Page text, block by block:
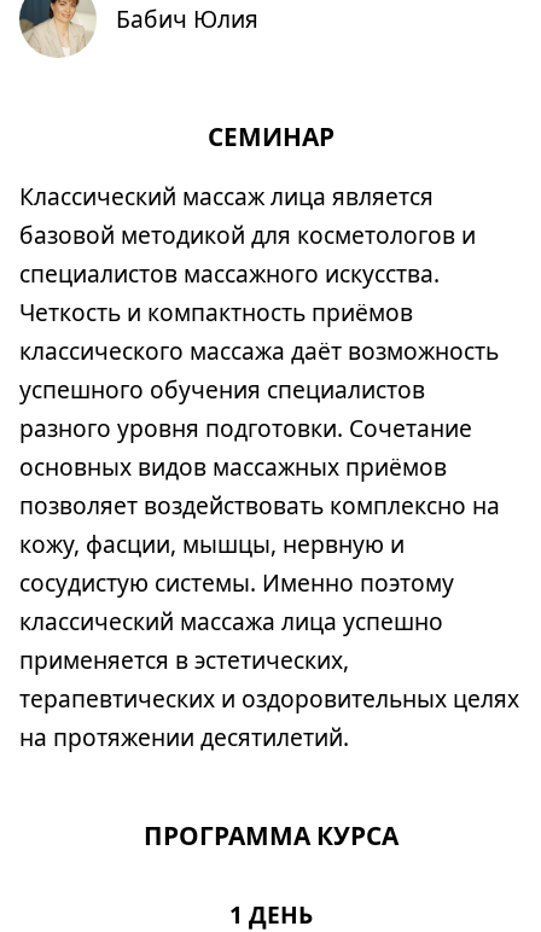
Бабич Юлия
СЕМИНАР
Классический массаж лица является
базовой методикой для косметологов и
специалистов массажного искусства.
Четкость и компактность приёмов
классического массажа даёт возможность
успешного обучения специалистов
разного уровня подготовки. Сочетание
основных видов массажных приёмов
позволяет воздействовать комплексно на
кожу, фасции, мышцы, нервную и
сосудистую системы. Именно поэтому
классический массажа лица успешно
применяется в эстетических,
терапевтических и оздоровительных целях
на протяжении десятилетий.
ПРОГРАММА КУРСА
1 ДЕНЬ